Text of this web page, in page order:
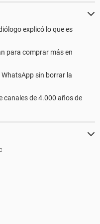
explicó lo que es
para comprar más en
sin borrar la
canales de 4.000 años de